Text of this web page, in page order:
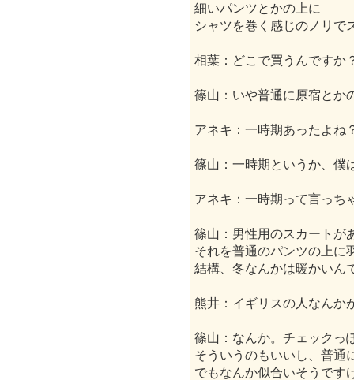
細いパンツとかの上に
シャツを巻く感じのノリで
相葉：どこで買うんですか
篠山：いや普通に原宿とか
アネキ：一時期あったよね
篠山：一時期というか、
アネキ：一時期って言っち
篠山：男性用のスカートが
それを普通のパンツの上に
結構、冬なんかは暖かいん
熊井：イギリスの人なんか
篠山：なんか。チェックっ
そういうのもいいし、普通
でもなんか似合いそうです